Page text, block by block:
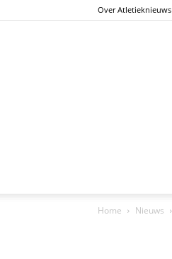
Over Atletieknieuws
Home Nieuws